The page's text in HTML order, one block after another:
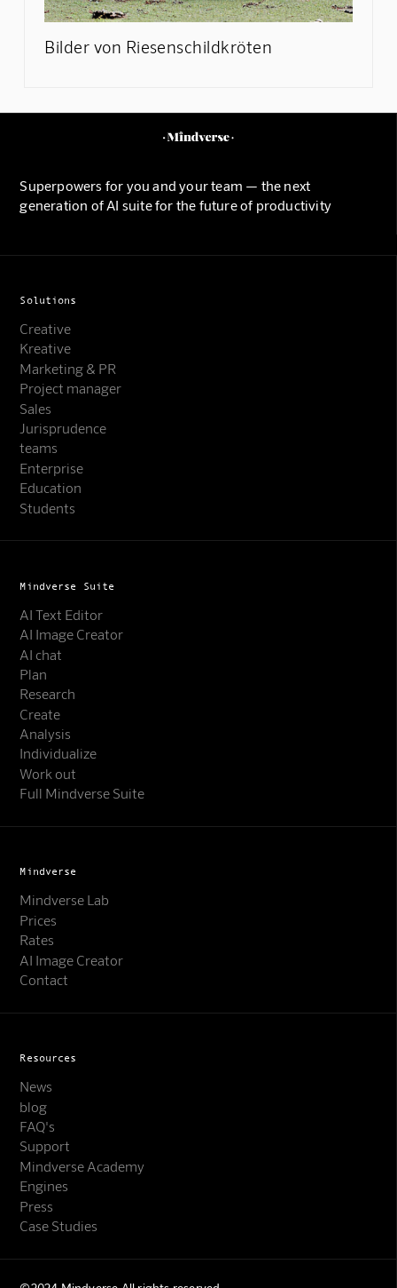
Online · KI-Assistent
Bilder von Riesenschildkröten
Superpowers for you and your team — the next
generation of AI suite for the future of productivity
Solutions
Creative
Kreative
Marketing & PR
Project manager
Sales
Jurisprudence
teams
Enterprise
Education
Students
Mindverse Suite
AI Text Editor
AI Image Creator
AI chat
Plan
Research
Create
Analysis
Individualize
Work out
Full Mindverse Suite
Mindverse
Mindverse Lab
Prices
Rates
AI Image Creator
Contact
Resources
News
blog
FAQ's
Support
Mindverse Academy
Engines
Press
Case Studies